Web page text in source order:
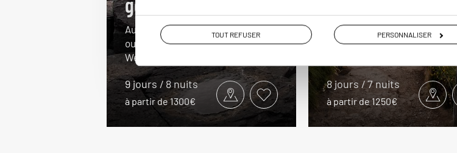
TOUT REFUSER PERSONNALISER
Autotour sur les côtes nord et
ouest de l’Irlande : Belfast,
Westport, Galway...
9 jours / 8 nuits
à partir de 1300€
Autotour au Nord de l’Irlande :
Belfast, Chaussée des
8 jours / 7 nuits
à partir de 1250€